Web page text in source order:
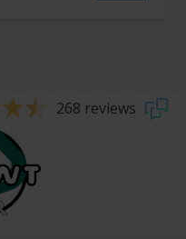
268 reviews